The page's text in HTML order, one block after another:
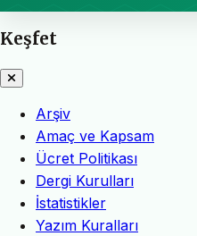
Keşfet
Arşiv
Amaç ve Kapsam
Ücret Politikası
Dergi Kurulları
İstatistikler
Yazım Kuralları